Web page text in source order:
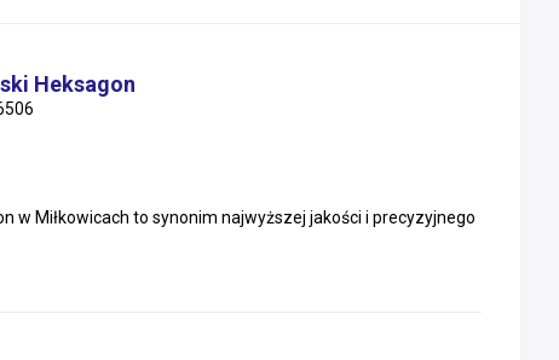
Heksagon
Miłkowicach to synonim najwyższej jakości i precyzyjnego